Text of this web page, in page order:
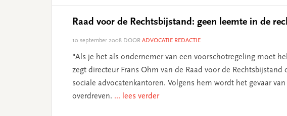
Raad voor de Rechtsbijstand: geen leemte in de
10 september 2008 DOOR ADVOCATIE REDACTIE
"Als je het als ondernemer van een voorschotregeling moet
zegt directeur Frans Ohm van de Raad voor de
sociale advocatenkantoren. Volgens hem wordt het gevaar
overdreven. ... lees verder